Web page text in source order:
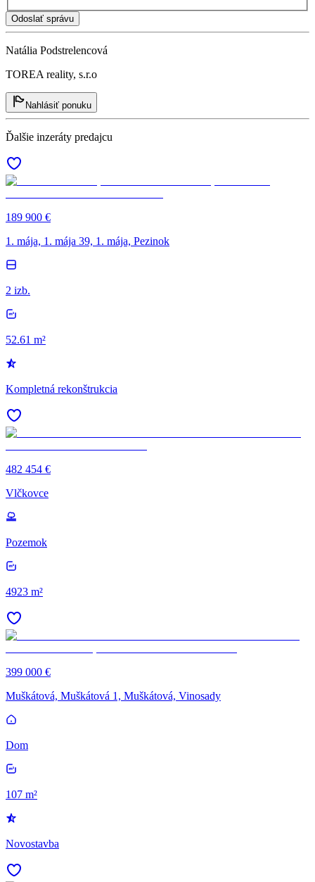
Odoslať správu
Natália Podstrelencová
TOREA reality, s.r.o
Nahlásiť ponuku
Ďalšie inzeráty predajcu
189 900 €
1. mája, 1. mája 39, 1. mája, Pezinok
2 izb.
52.61 m²
Kompletná rekonštrukcia
482 454 €
Vlčkovce
Pozemok
4923 m²
399 000 €
Muškátová, Muškátová 1, Muškátová, Vinosady
Dom
107 m²
Novostavba